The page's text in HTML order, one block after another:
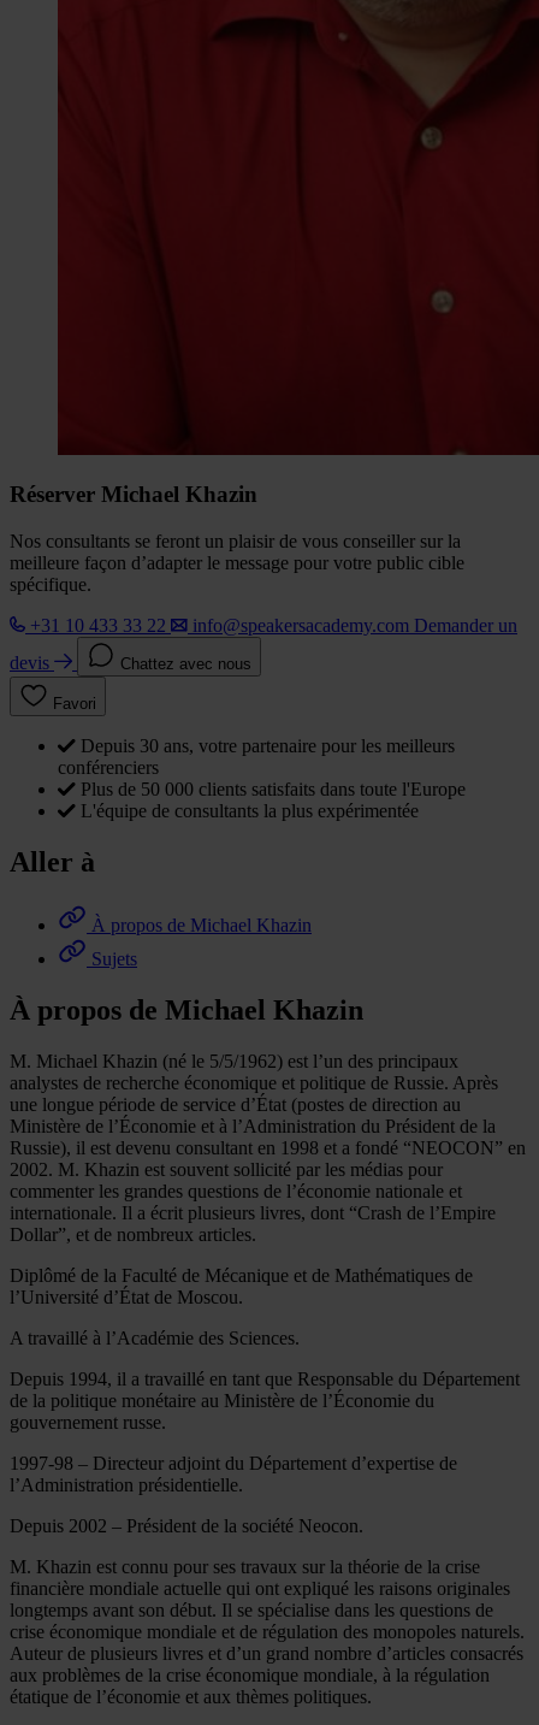
Réserver Michael Khazin
Nos consultants se feront un plaisir de vous conseiller sur la
meilleure façon d’adapter le message pour votre public cible
spécifique.
+31 10 433 33 22
info@speakersacademy.com Demander un
devis
Chattez avec nous
Favori
Depuis 30 ans, votre partenaire pour les meilleurs
conférenciers
Plus de 50 000 clients satisfaits dans toute l'Europe
L'équipe de consultants la plus expérimentée
Aller à
À propos de Michael Khazin
Sujets
À propos de Michael Khazin
M. Michael Khazin (né le 5/5/1962) est l’un des principaux
analystes de recherche économique et politique de Russie. Après
une longue période de service d’État (postes de direction au
Ministère de l’Économie et à l’Administration du Président de la
Russie), il est devenu consultant en 1998 et a fondé “NEOCON” en
2002. M. Khazin est souvent sollicité par les médias pour
commenter les grandes questions de l’économie nationale et
internationale. Il a écrit plusieurs livres, dont “Crash de l’Empire
Dollar”, et de nombreux articles.
Diplômé de la Faculté de Mécanique et de Mathématiques de
l’Université d’État de Moscou.
A travaillé à l’Académie des Sciences.
Depuis 1994, il a travaillé en tant que Responsable du Département
de la politique monétaire au Ministère de l’Économie du
gouvernement russe.
1997-98 – Directeur adjoint du Département d’expertise de
l’Administration présidentielle.
Depuis 2002 – Président de la société Neocon.
M. Khazin est connu pour ses travaux sur la théorie de la crise
financière mondiale actuelle qui ont expliqué les raisons originales
longtemps avant son début. Il se spécialise dans les questions de
crise économique mondiale et de régulation des monopoles naturels.
Auteur de plusieurs livres et d’un grand nombre d’articles consacrés
aux problèmes de la crise économique mondiale, à la régulation
étatique de l’économie et aux thèmes politiques.